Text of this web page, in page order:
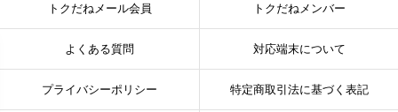
トクだねメール会員 トクだねメンバー
よくある質問 対応端末について
プライバシーポリシー 特定商取引法に基づく表記